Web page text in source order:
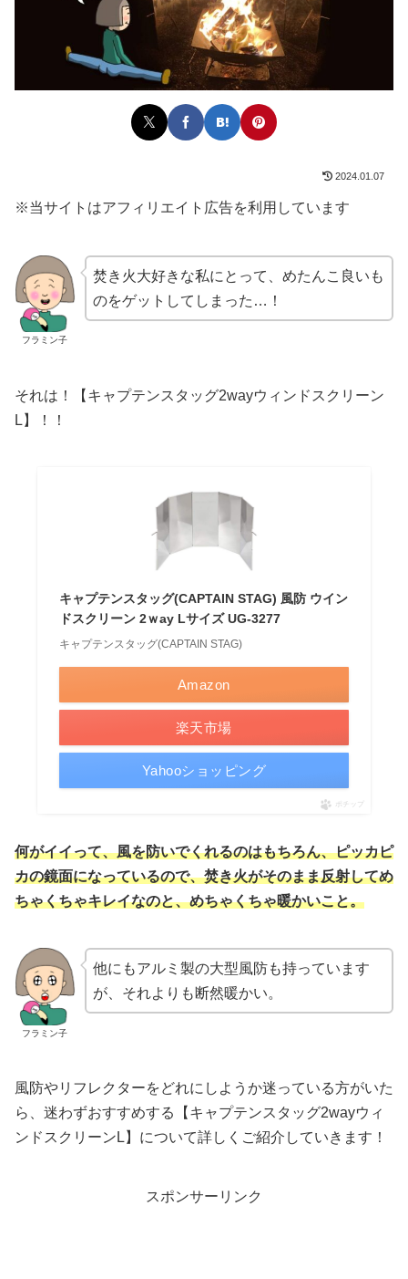
2024.01.07
※当サイトはアフィリエイト広告を利用しています
フラミン子
焚き火大好きな私にとって、めたんこ良いも
のをゲットしてしまった…！
それは！【キャプテンスタッグ2wayウィンドスクリーン
L】！！
キャプテンスタッグ(CAPTAIN STAG) 風防 ウイン
ドスクリーン 2ｗay Lサイズ UG-3277
キャプテンスタッグ(CAPTAIN STAG)
Amazon
楽天市場
Yahooショッピング
ポチップ
何がイイって、風を防いでくれるのはもちろん、ピッカピ
カの鏡面になっているので、焚き火がそのまま反射してめ
ちゃくちゃキレイなのと、めちゃくちゃ暖かいこと。
フラミン子
他にもアルミ製の大型風防も持っています
が、それよりも断然暖かい。
風防やリフレクターをどれにしようか迷っている方がいた
ら、迷わずおすすめする【キャプテンスタッグ2wayウィ
ンドスクリーンL】について詳しくご紹介していきます！
スポンサーリンク